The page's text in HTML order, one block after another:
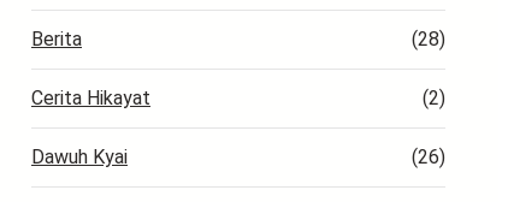
Berita (28)
Cerita Hikayat (2)
Dawuh Kyai (26)